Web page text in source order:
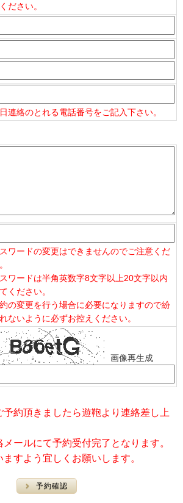
ださい。
連絡のとれる電話番号をご記入下さい。
ワードの変更はできませんのでご注意くだ
ワードは半角英数字8文字以上20文字以内
ください。
の変更を行う場合に必要になりますので紛
ないように必ずお控えください。
画像再生成
約頂きましたら遊鞄より連絡差し上
ールにて予約受付完了となります。
すよう宜しくお願いします。
予約確認